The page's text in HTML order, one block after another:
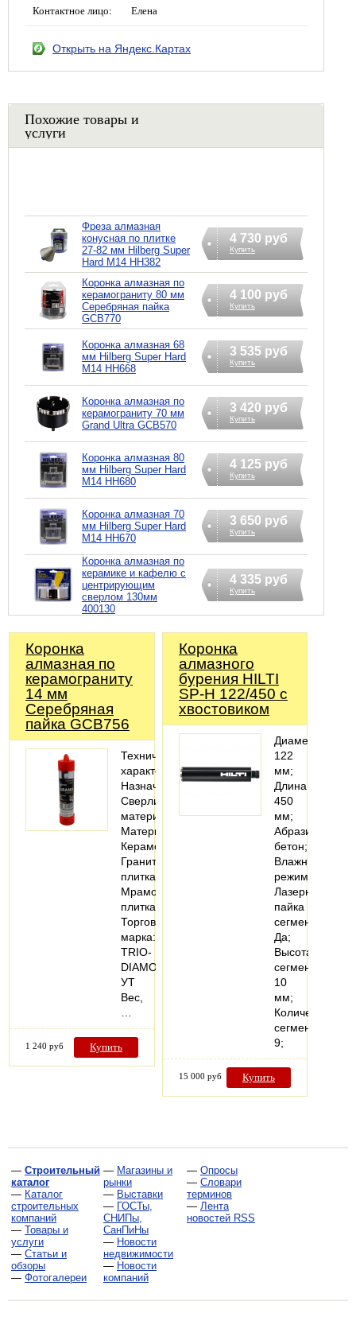
Контактное лицо: Елена
Открыть на Яндекс.Картах
Похожие товары и
услуги
Фреза алмазная
конусная по плитке
27-82 мм Hilberg Super
Hard М14 HH382
4 730 руб
Купить
Коронка алмазная по
керамограниту 80 мм
Серебряная пайка
GCB770
4 100 руб
Купить
Коронка алмазная 68
мм Hilberg Super Hard
M14 HH668
3 535 руб
Купить
Коронка алмазная по
керамограниту 70 мм
Grand Ultra GCB570
3 420 руб
Купить
Коронка алмазная 80
мм Hilberg Super Hard
M14 HH680
4 125 руб
Купить
Коронка алмазная 70
мм Hilberg Super Hard
M14 HH670
3 650 руб
Купить
Коронка алмазная по
керамике и кафелю с
центрирующим
сверлом 130мм
400130
4 335 руб
Купить
Коронка
алмазная по
керамограниту
14 мм
Серебряная
пайка GCB756
Технические
характеристики
Назначение:
Сверлить
материал
Материалы:
Керамогранит;
Гранитная
плитка;
Мраморная
плитка
Торговая
марка:
TRIO-
DIAMOND
УТ
Вес,
1 240 руб Купить
Коронка
алмазного
бурения HILTI
SP-H 122/450 с
хвостовиком
Диаметр
122
мм;
Длина
450
мм;
Абразивный
бетон;
Влажный
режим;
Лазерная
пайка
сегментов
Да;
Высота
сегмента
10
мм;
Количество
сегментов
9;
15 000 руб Купить
— Строительный
каталог
— Каталог
строительных
компаний
— Товары и
услуги
— Статьи и
обзоры
— Фотогалереи
— Магазины и
рынки
— Выставки
— ГОСТы,
СНИПы,
СанПиНы
— Новости
недвижимости
— Новости
компаний
— Опросы
— Словари
терминов
— Лента
новостей RSS